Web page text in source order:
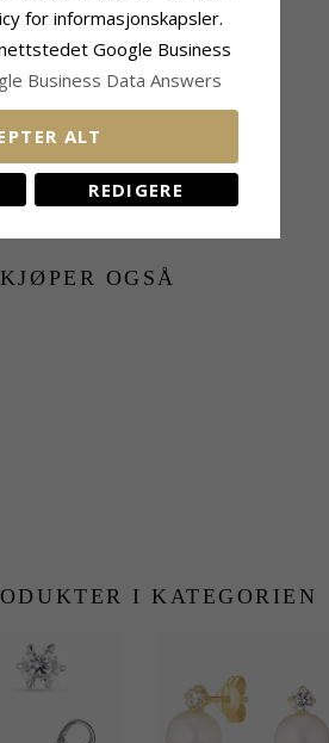
Bredde: 2,8 mm
Dybde:14 mm
OGSÅ
I KATEGORIEN
for informasjonskapsler.
Google Business
Business Data Answers
ALT
REDIGERE